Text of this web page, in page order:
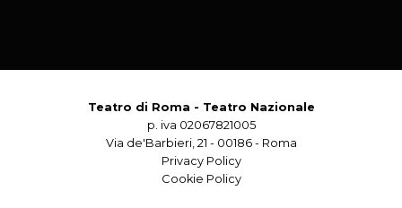
Teatro di Roma - Teatro Nazionale
p. iva 02067821005
Via de'Barbieri, 21 - 00186 - Roma
Privacy Policy
Cookie Policy